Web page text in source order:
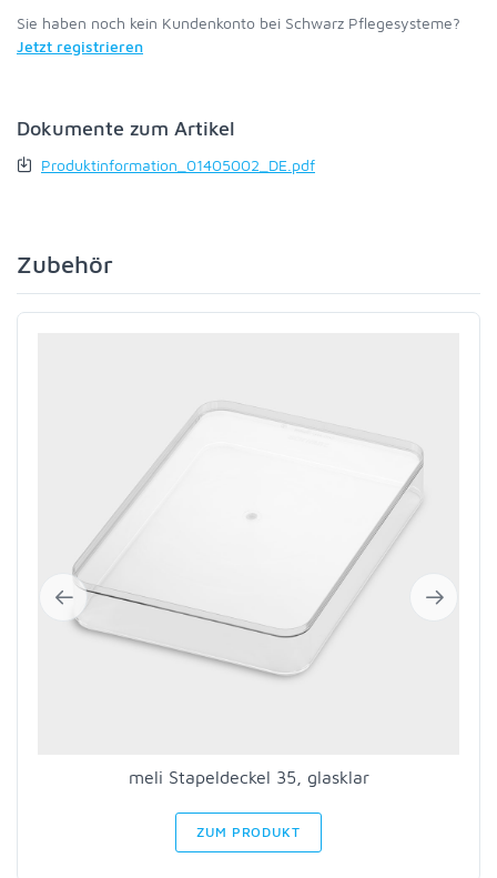
Sie haben noch kein Kundenkonto bei Schwarz Pflegesysteme?
Jetzt registrieren
Dokumente zum Artikel
Produktinformation_01405002_DE.pdf
Zubehör
meli Stapeldeckel 35, glasklar
ZUM PRODUKT